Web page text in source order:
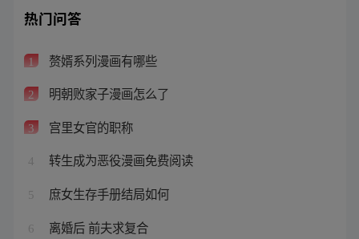
热门问答
1 赘婿系列漫画有哪些
2 明朝败家子漫画怎么了
3 宫里女官的职称
4 转生成为恶役漫画免费阅读
5 庶女生存手册结局如何
6 离婚后 前夫求复合